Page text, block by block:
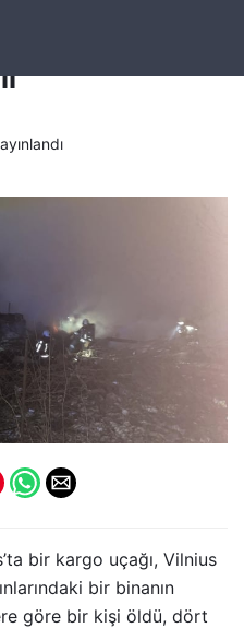
uçağı düştü:
bir kargo uçağı, Vilnius
bir binanın
göre bir kişi öldü, dört